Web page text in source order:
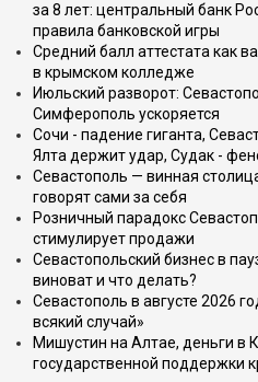
за 8 лет: центральный банк
правила банковской игры
Средний балл аттестата как
в крымском колледже
Июльский разворот:
Симферополь ускоряется
Сочи - падение гиганта,
Ялта держит удар, Судак -
Севастополь — винная
говорят сами за себя
Розничный парадокс
стимулирует продажи
Севастопольский бизнес в
виноват и что делать?
Севастополь в августе 2026
всякий случай»
Мишустин на Алтае, деньги в
государственной поддержки